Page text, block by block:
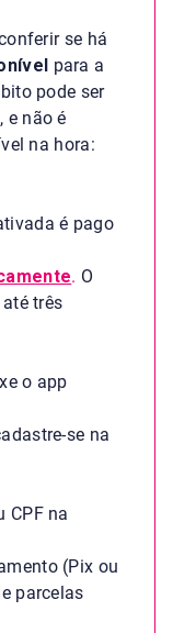
se há
para a
pode ser
e não é
na hora:
é pago
. O
três
o app
se na
CPF na
(Pix ou
parcelas